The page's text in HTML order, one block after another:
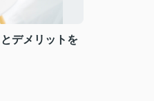
デメリットを